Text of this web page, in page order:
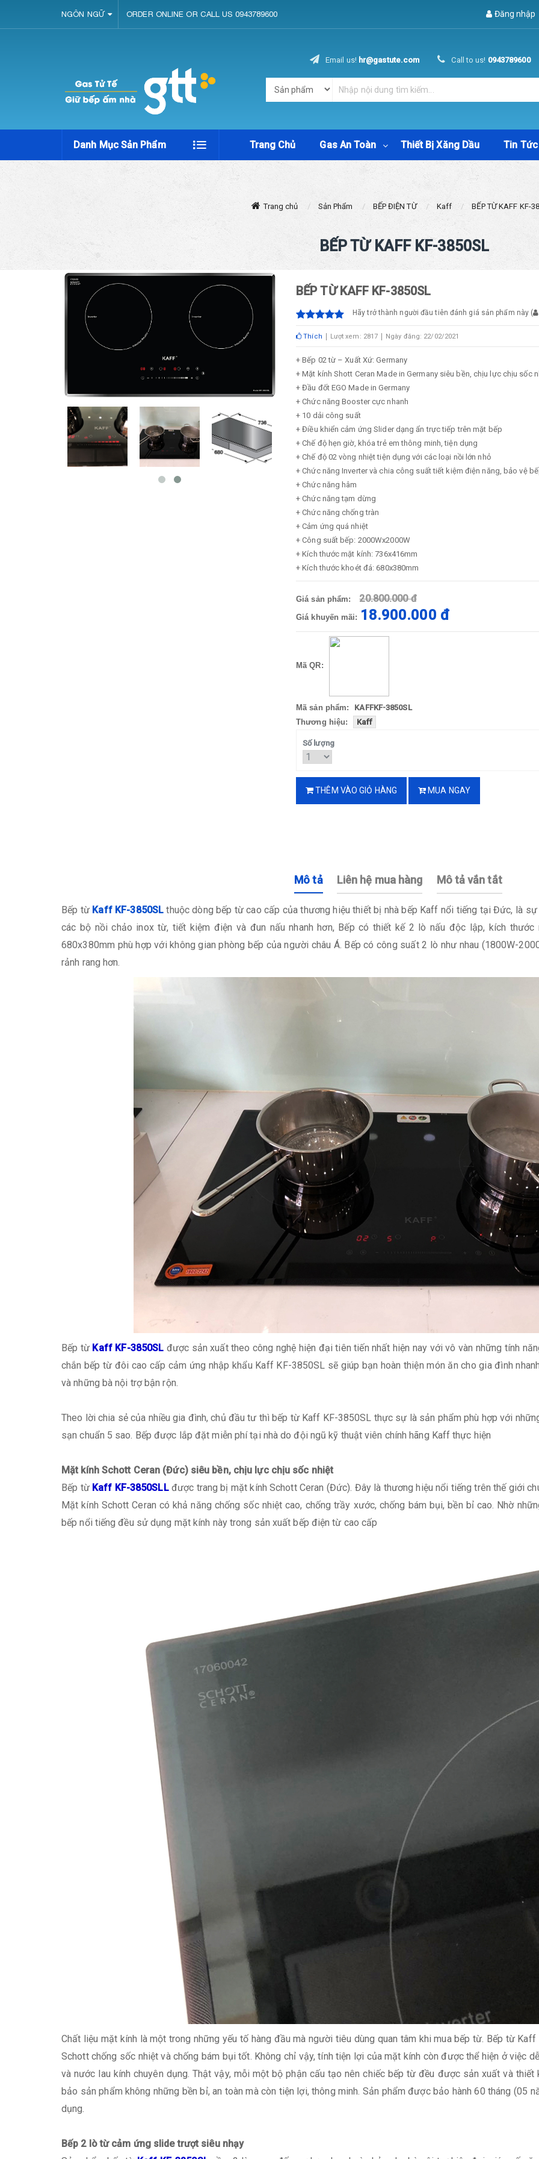
NGÔN NGỮ ORDER ONLINE OR CALL US 0943789600 Đăng nhập
Email us! hr@gastute.com Call to us! 0943789600
Danh Mục Sản Phẩm Trang Chủ Gas An Toàn Thiết Bị Xăng Dầu Tin Tức
Trang chủ Sản Phẩm BẾP ĐIỆN TỪ Kaff BẾP TỪ KAFF KF-
BẾP TỪ KAFF KF-3850SL
BẾP TỪ KAFF KF-3850SL
Hãy trở thành người đầu tiên đánh giá sản phẩm này (
Thích Lượt xem: 2817 Ngày đăng: 22/02/2021
+ Bếp 02 từ – Xuất Xứ: Germany
+ Mặt kính Shott Ceran Made in Germany siêu bền, chịu lực chịu sốc
+ Đầu đốt EGO Made in Germany
+ Chức năng Booster cực nhanh
+ 10 dải công suất
+ Điều khiển cảm ứng Slider dạng ẩn trực tiếp trên mặt bếp
+ Chế độ hẹn giờ, khóa trẻ em thông minh, tiện dụng
+ Chế độ 02 vòng nhiệt tiện dụng với các loại nồi lớn nhỏ
+ Chức năng Inverter và chia công suất tiết kiệm điện năng, bảo vệ
+ Chức năng hâm
+ Chức năng tạm dừng
+ Chức năng chống tràn
+ Cảm ứng quá nhiệt
+ Công suất bếp: 2000Wx2000W
+ Kích thước mặt kính: 736x416mm
+ Kích thước khoét đá: 680x380mm
Giá sản phẩm: 20.800.000 đ
Giá khuyến mãi: 18.900.000 đ
Mã QR:
Mã sản phẩm:
KAFFKF-3850SL
Thương hiệu:
Kaff
Số lượng
THÊM VÀO GIỎ HÀNG MUA NGAY
Mô tả Liên hệ mua hàng Mô tả vắn tắt
Bếp từ Kaff KF-3850SL thuộc dòng bếp từ cao cấp của thương hiệu thiết bị nhà bếp Kaff nổi tiếng tại Đức, là
các bộ nồi chảo inox từ, tiết kiệm điện và đun nấu nhanh hơn, Bếp có thiết kế 2 lò nấu độc lập, kích
680x380mm phù hợp với không gian phòng bếp của người châu Á. Bếp có công suất 2 lò như nhau (1800W-
rảnh rang hơn.
Bếp từ Kaff KF-3850SL được sản xuất theo công nghệ hiện đại tiên tiến nhất hiện nay với vô vàn những tính
chắn bếp từ đôi cao cấp cảm ứng nhập khẩu Kaff KF-3850SL sẽ giúp bạn hoàn thiện món ăn cho gia đình
và những bà nội trợ bận rộn.
Theo lời chia sẻ của nhiều gia đình, chủ đầu tư thì bếp từ Kaff KF-3850SL thực sự là sản phẩm phù hợp với
sạn chuẩn 5 sao. Bếp được lắp đặt miễn phí tại nhà do đội ngũ kỹ thuật viên chính hãng Kaff thực hiện
Mặt kính Schott Ceran (Đức) siêu bền, chịu lực chịu sốc nhiệt
Bếp từ Kaff KF-3850SLLđược trang bị mặt kính Schott Ceran (Đức). Đây là thương hiệu nổi tiếng trên thế giới
Mặt kính Schott Ceran có khả năng chống sốc nhiệt cao, chống trầy xước, chống bám bụi, bền bỉ cao. Nhờ
bếp nổi tiếng đều sử dụng mặt kính này trong sản xuất bếp điện từ cao cấp
Chất liệu mặt kính là một trong những yếu tố hàng đầu mà người tiêu dùng quan tâm khi mua bếp từ. Bếp từ
Schott chống sốc nhiệt và chống bám bụi tốt. Không chỉ vậy, tính tiện lợi của mặt kính còn được thể hiện ở việc
và nước lau kính chuyên dụng. Thật vậy, mỗi một bộ phận cấu tạo nên chiếc bếp từ đều được sản xuất và
bảo sản phẩm không những bền bỉ, an toàn mà còn tiện lợi, thông minh. Sản phẩm được bảo hành 60 tháng (05
dụng.
Bếp 2 lò từ cảm ứng slide trượt siêu nhạy